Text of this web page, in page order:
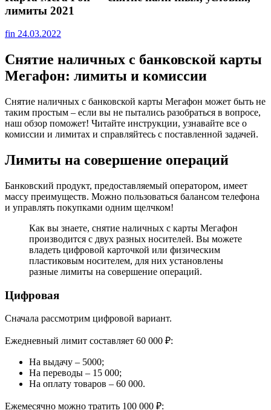
лимиты 2021
fin 24.03.2022
Снятие наличных с банковской карты
Мегафон: лимиты и комиссии
Снятие наличных с банковской карты Мегафон может быть не
таким простым – если вы не пытались разобраться в вопросе,
наш обзор поможет! Читайте инструкции, узнавайте все о
комиссии и лимитах и справляйтесь с поставленной задачей.
Лимиты на совершение операций
Банковский продукт, предоставляемый оператором, имеет
массу преимуществ. Можно пользоваться балансом телефона
и управлять покупками одним щелчком!
Как вы знаете, снятие наличных с карты Мегафон
производится с двух разных носителей. Вы можете
владеть цифровой карточкой или физическим
пластиковым носителем, для них установлены
разные лимиты на совершение операций.
Цифровая
Сначала рассмотрим цифровой вариант.
Ежедневный лимит составляет 60 000 ₽:
На выдачу – 5000;
На переводы – 15 000;
На оплату товаров – 60 000.
Ежемесячно можно тратить 100 000 ₽: